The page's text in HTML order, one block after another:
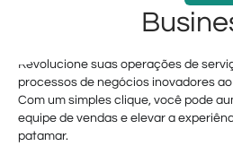
Revolucione suas operações de
processos de negócios inovadores
Com um simples clique, você pode
equipe de vendas e elevar a
patamar.